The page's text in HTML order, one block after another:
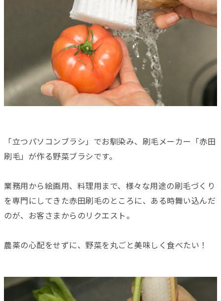
「立つパソコンブラシ」でお馴染み、刷毛メーカー「赤田
刷毛」が作る野菜ブラシです。
業務用から絵画用、料理用まで、様々な用途の刷毛づくり
を専門にしてきた赤田刷毛のところに、ある時舞い込んだ
のが、お客さまからのリクエスト。
農薬の心配をせずに、野菜を丸ごと美味しく食べたい！